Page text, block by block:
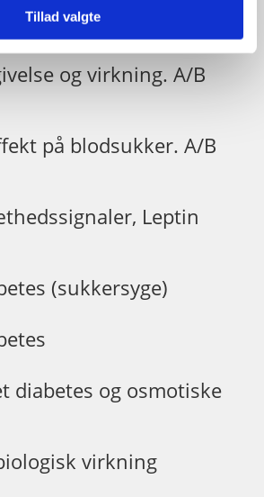
Tillad valgte
indeks
og virkning. A/B
på blodsukker. A/B
Leptin
(sukkersyge)
diabetes og osmotiske
virkning